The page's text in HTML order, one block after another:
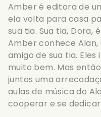
Amber é editora de
ela volta para casa
sua tia. Sua tia, Dora,
Amber conhece
amigo de sua tia.
muito bem. Mas
juntos uma
aulas de música do
cooperar e se